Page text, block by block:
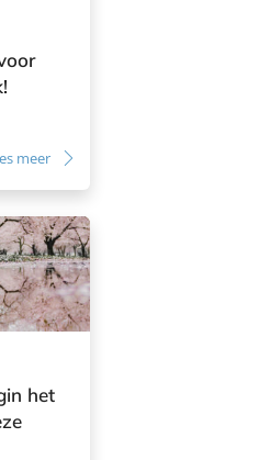
meer
het